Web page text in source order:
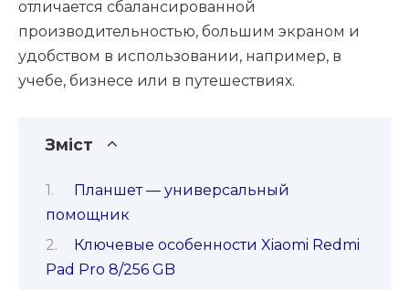
отличается сбалансированной
производительностью, большим экраном и
удобством в использовании, например, в
учебе, бизнесе или в путешествиях.
Зміст
Планшет — универсальный
помощник
Ключевые особенности Xiaomi Redmi
Pad Pro 8/256 GB